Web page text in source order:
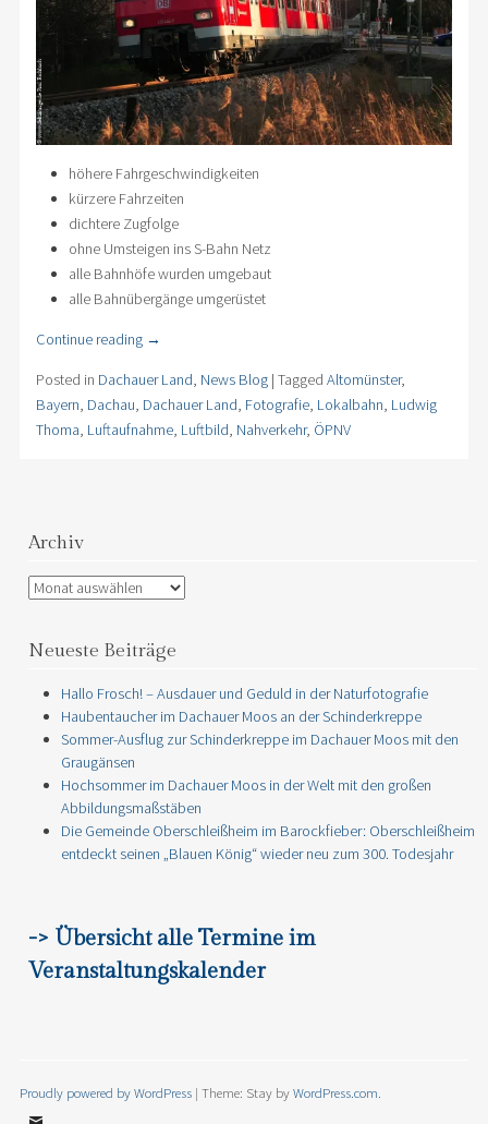
höhere Fahrgeschwindigkeiten
kürzere Fahrzeiten
dichtere Zugfolge
ohne Umsteigen ins S-Bahn Netz
alle Bahnhöfe wurden umgebaut
alle Bahnübergänge umgerüstet
Continue reading →
Posted in Dachauer Land, News Blog | Tagged Altomünster,
Bayern, Dachau, Dachauer Land, Fotografie, Lokalbahn, Ludwig
Thoma, Luftaufnahme, Luftbild, Nahverkehr, ÖPNV
Archiv
Archiv
Neueste Beiträge
Hallo Frosch! – Ausdauer und Geduld in der Naturfotografie
Haubentaucher im Dachauer Moos an der Schinderkreppe
Sommer-Ausflug zur Schinderkreppe im Dachauer Moos mit den
Graugänsen
Hochsommer im Dachauer Moos in der Welt mit den großen
Abbildungsmaßstäben
Die Gemeinde Oberschleißheim im Barockfieber: Oberschleißheim
entdeckt seinen „Blauen König“ wieder neu zum 300. Todesjahr
-> Übersicht alle Termine im
Veranstaltungskalender
Proudly powered by WordPress | Theme: Stay byWordPress.com